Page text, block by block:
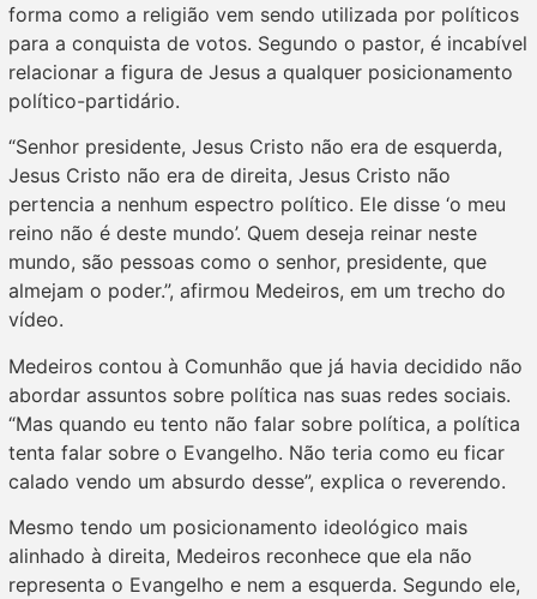
forma como a religião vem sendo utilizada por políticos
para a conquista de votos. Segundo o pastor, é incabível
relacionar a figura de Jesus a qualquer posicionamento
político-partidário.
“Senhor presidente, Jesus Cristo não era de esquerda,
Jesus Cristo não era de direita, Jesus Cristo não
pertencia a nenhum espectro político. Ele disse ‘o meu
reino não é deste mundo’. Quem deseja reinar neste
mundo, são pessoas como o senhor, presidente, que
almejam o poder.”, afirmou Medeiros, em um trecho do
vídeo.
Medeiros contou à Comunhão que já havia decidido não
abordar assuntos sobre política nas suas redes sociais.
“Mas quando eu tento não falar sobre política, a política
tenta falar sobre o Evangelho. Não teria como eu ficar
calado vendo um absurdo desse”, explica o reverendo.
Mesmo tendo um posicionamento ideológico mais
alinhado à direita, Medeiros reconhece que ela não
representa o Evangelho e nem a esquerda. Segundo ele,